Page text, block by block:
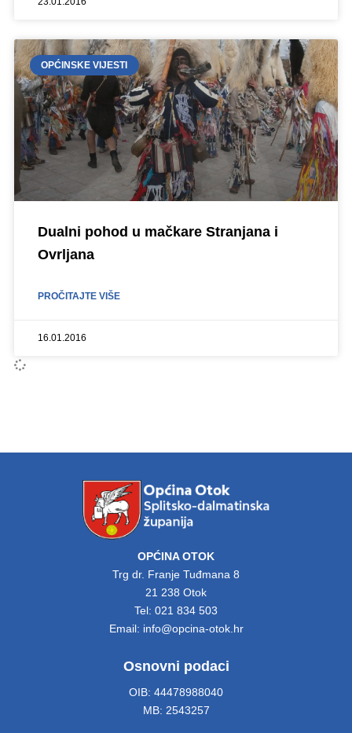
OPĆINSKE VIJESTI
Dualni pohod u mačkare Stranjana i
Ovrljana
PROČITAJTE VIŠE
16.01.2016
OPĆINA OTOK
Trg dr. Franje Tuđmana 8
21 238 Otok
Tel: 021 834 503
Email: info@opcina-otok.hr
Osnovni podaci
OIB: 44478988040
MB: 2543257